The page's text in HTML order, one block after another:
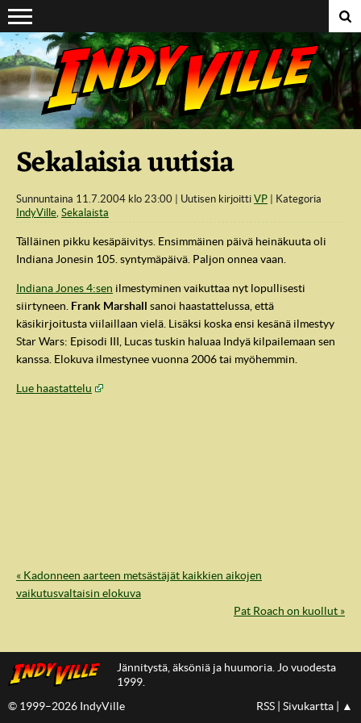
Suoraan sisältöön
IndyVille
Sekalaisia uutisia
Sunnuntaina 11.7.2004 klo 23:00 Uutisen kirjoitti VP
Kategoria
IndyVille, Sekalaista
Tälläinen pikku kesäpäivitys. Ensimmäinen päivä heinäkuuta oli
Indiana Jonesin 105. syntymäpäivä. Paljon onnea vaan.
Indiana Jones 4:sen ilmestyminen vaikuttaa nyt lopullisesti
siirtyneen. Frank Marshall sanoi haastattelussa, että
käsikirjoitusta viilaillaan vielä. Lisäksi koska ensi kesänä ilmestyy
Star Wars: Episodi III, Lucas tuskin haluaa Indyä kilpailemaan sen
kanssa. Elokuva ilmestynee vuonna 2006 tai myöhemmin.
Lue haastattelu
« Kadonneen aarteen metsästäjät kaikkien aikojen
vaikutusvaltaisin elokuva
Pat Roach on kuollut »
Jännitystä, äksöniä ja huumoria. Jo vuodesta
1999.
© 1999–2026 IndyVille
RSS Sivukartta ▲